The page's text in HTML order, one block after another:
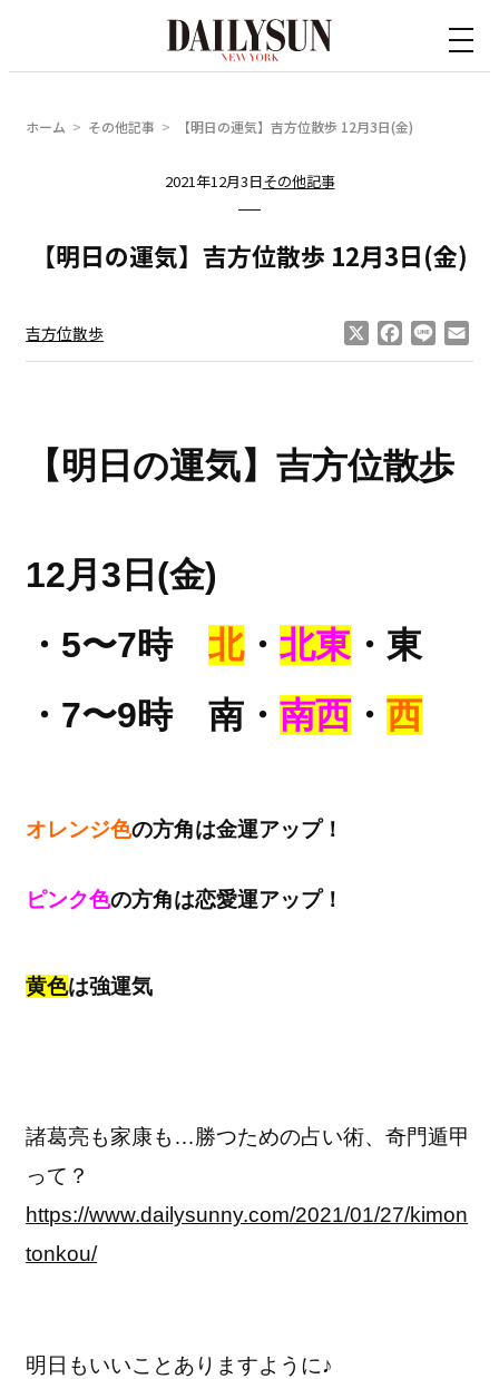
ホーム その他記事 【明日の運気】吉方位散歩 12月3日(金)
2021年12月3日その他記事
【明日の運気】吉方位散歩 12月3日(金)
吉方位散歩 Facebook
Line
【明日の運気】吉方位散歩
12月3日(金)
・5〜7時北・北東 ・東
・7〜9時 南・南西 ・西
オレンジ色の方角は金運アップ！
ピンク色の方角は恋愛運アップ！
黄色は強運気
諸葛亮も家康も…勝つための占い術、奇門遁甲
って？
https://www.dailysunny.com/2021/01/27/kimon
tonkou/
明日もいいことありますように♪